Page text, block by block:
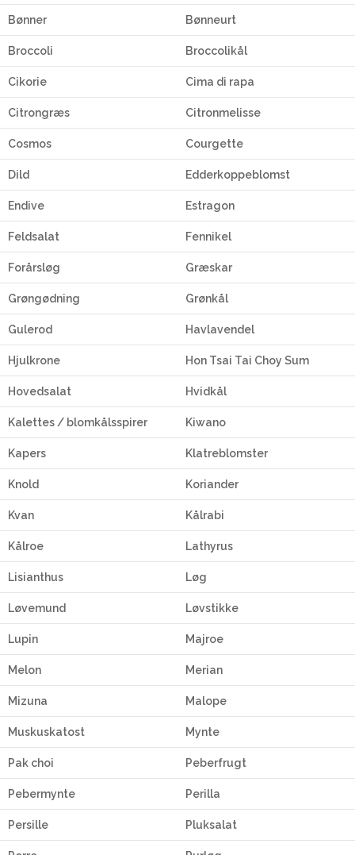
Bønner Bønneurt
Broccoli Broccolikål
Cikorie Cima di rapa
Citrongræs Citronmelisse
Cosmos Courgette
Dild Edderkoppeblomst
Endive Estragon
Feldsalat Fennikel
Forårsløg Græskar
Grøngødning Grønkål
Gulerod Havlavendel
Hjulkrone Hon Tsai Tai Choy Sum
Hovedsalat Hvidkål
Kalettes / blomkålsspirer Kiwano
Kapers Klatreblomster
Knold Koriander
Kvan Kålrabi
Kålroe Lathyrus
Lisianthus Løg
Løvemund Løvstikke
Lupin Majroe
Melon Merian
Mizuna Malope
Muskuskatost Mynte
Pak choi Peberfrugt
Pebermynte Perilla
Persille Pluksalat